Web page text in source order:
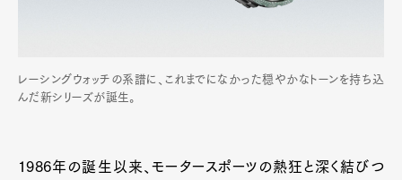
レーシングウォッチの系譜に、これまでになかった穏やかなトーンを持ち込
んだ新シリーズが誕生。
1986年の誕生以来、モータースポーツの熱狂と深く結びつ